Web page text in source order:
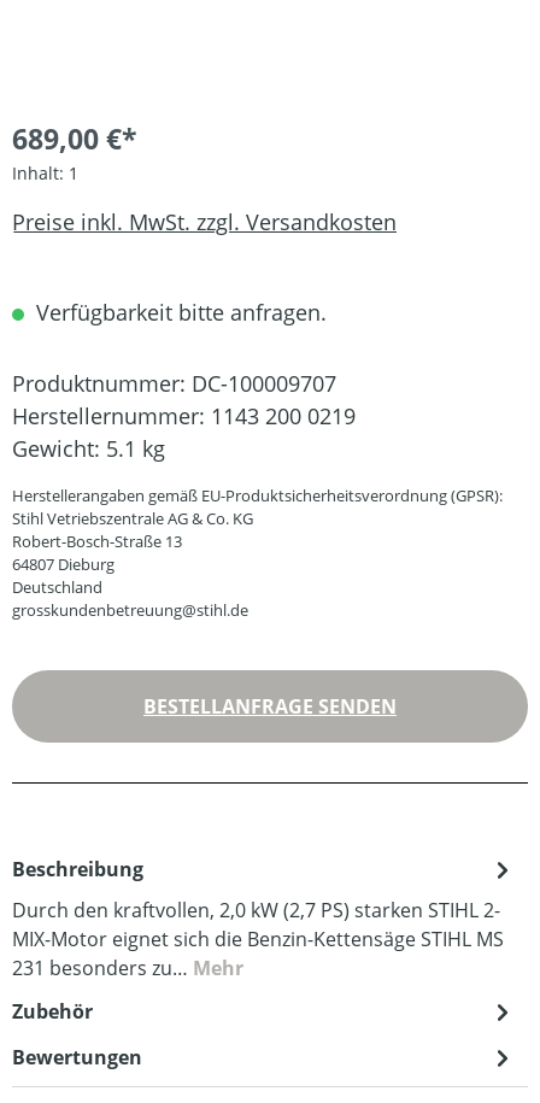
689,00 €*
Inhalt: 1
Preise inkl. MwSt. zzgl. Versandkosten
Verfügbarkeit bitte anfragen.
Produktnummer: DC-100009707
Herstellernummer: 1143 200 0219
Gewicht: 5.1 kg
Herstellerangaben gemäß EU-Produktsicherheitsverordnung (GPSR):
Stihl Vetriebszentrale AG & Co. KG
Robert-Bosch-Straße 13
64807 Dieburg
Deutschland
grosskundenbetreuung@stihl.de
BESTELLANFRAGE SENDEN
Beschreibung
Durch den kraftvollen, 2,0 kW (2,7 PS) starken STIHL 2-
MIX-Motor eignet sich die Benzin-Kettensäge STIHL MS
231 besonders zu… Mehr
Zubehör
Bewertungen